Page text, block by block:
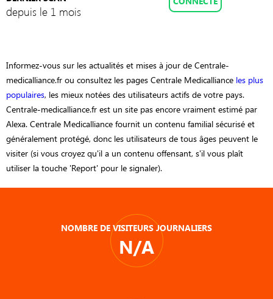
depuis le 1 mois
Informez-vous sur les actualités et mises à jour de Centrale-
medicalliance.fr ou consultez les pages Centrale Medicalliance les plus
populaires, les mieux notées des utilisateurs actifs de votre pays.
Centrale-medicalliance.fr est un site pas encore vraiment estimé par
Alexa. Centrale Medicalliance fournit un contenu familial sécurisé et
généralement protégé, donc les utilisateurs de tous âges peuvent le
visiter (si vous croyez qu'il a un contenu offensant, s'il vous plaît
utiliser la touche 'Report' pour le signaler).
NOMBRE DE VISITEURS JOURNALIERS
N/A